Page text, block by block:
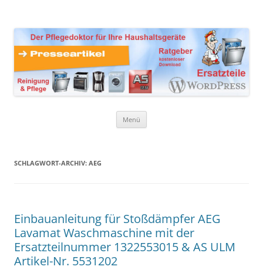
Haushaltsgeräte
Reinigungsprodukte und Pflegemittel
Menü
SCHLAGWORT-ARCHIV: AEG
Einbauanleitung für Stoßdämpfer AEG
Lavamat Waschmaschine mit der
Ersatzteilnummer 1322553015 & AS ULM
Artikel-Nr. 5531202